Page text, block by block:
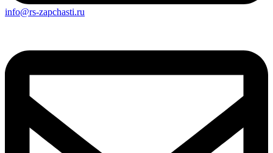
info@rs-zapchasti.ru